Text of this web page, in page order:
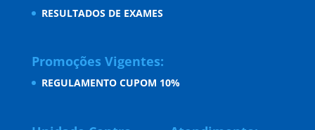
RESULTADOS DE EXAMES
Promoções Vigentes:
REGULAMENTO CUPOM 10%